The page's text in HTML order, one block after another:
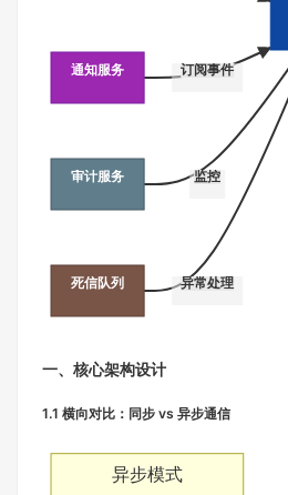
订阅事件
监控
异常处理
通知服务
审计服务
死信队列
一、核心架构设计
1.1 横向对比：同步 vs 异步通信
异步模式